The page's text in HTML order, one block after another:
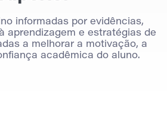
informadas por evidências,
aprendizagem e estratégias de
a melhorar a motivação, a
acadêmica do aluno.